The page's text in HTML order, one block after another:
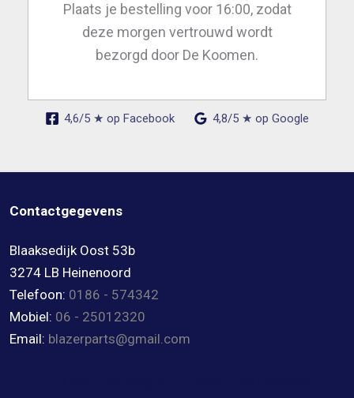
Plaats je bestelling voor 16:00, zodat
deze morgen vertrouwd wordt
bezorgd door De Koomen.
4,6/5 ★ op Facebook 4,8/5 ★ op Google
Contactgegevens
Blaaksedijk Oost 53b
3274 LB Heinenoord
Telefoon: 0186 - 574342
Mobiel: 06 - 25012320
Email: blazerparts@gmail.com